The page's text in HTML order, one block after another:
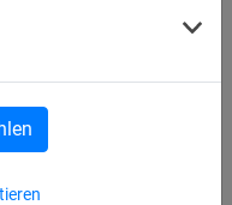
Seile